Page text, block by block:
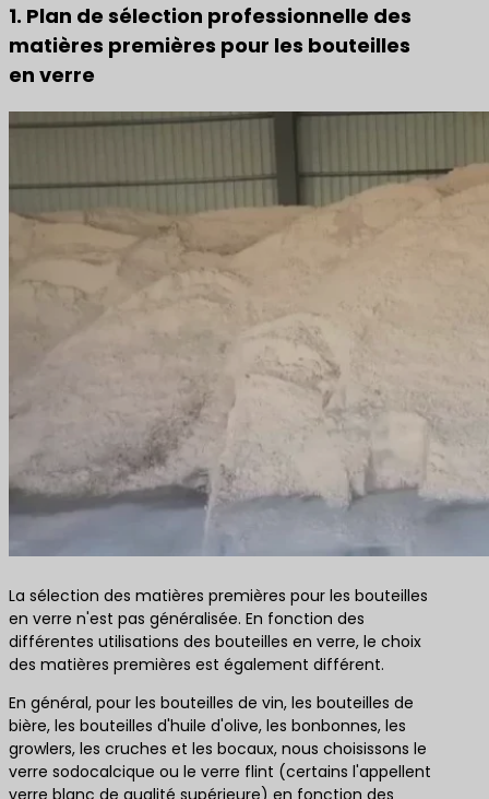
1. Plan de sélection professionnelle des
matières premières pour les bouteilles
en verre
La sélection des matières premières pour les bouteilles
en verre n'est pas généralisée. En fonction des
différentes utilisations des bouteilles en verre, le choix
des matières premières est également différent.
En général, pour les bouteilles de vin, les bouteilles de
bière, les bouteilles d'huile d'olive, les bonbonnes, les
growlers, les cruches et les bocaux, nous choisissons le
verre sodocalcique ou le verre flint (certains l'appellent
verre blanc de qualité supérieure) en fonction des